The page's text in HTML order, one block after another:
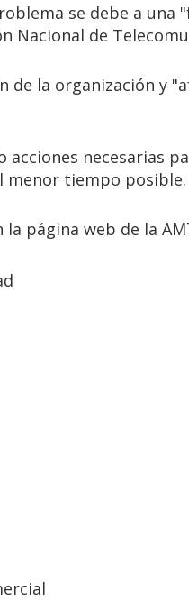
se debe a una
de
de la organización y
necesarias
menor tiempo posible.
página web de la